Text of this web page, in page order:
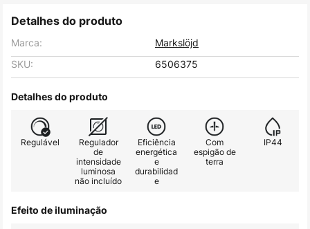
Detalhes do produto
Marca:
Markslöjd
SKU:
6506375
Detalhes do produto
Regulável
Regulador
de
intensidade
luminosa
não incluído
Eficiência
energética
e
durabilidad
e
Com
espigão de
terra
IP44
Efeito de iluminação